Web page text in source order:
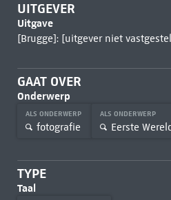
UITGEVER
Uitgave
[Brugge]: [uitgever niet
GAAT OVER
Onderwerp
ALS ONDERWERP
fotografie
ALS ONDERWERP
Eerste
TYPE
Taal